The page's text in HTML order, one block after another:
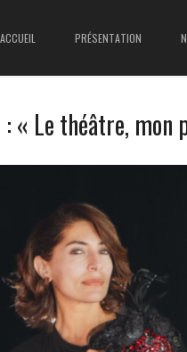
ACCUEIL PRÉSENTATION
« Le théâtre, mon